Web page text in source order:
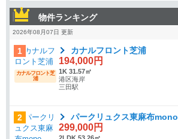
物件ランキング
2026年08月07日 更新
1
カナルフロント芝
浦
カナルフロント芝浦
194,000円
1K 31.57㎡
港区海岸
三田駅
2 パークリュクス東麻布mono
299,000円